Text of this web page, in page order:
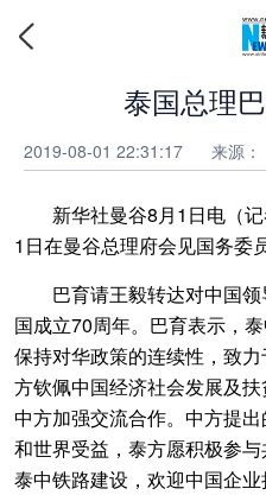
泰国总理
2019-08-01 22:31:17 来源：
新华社曼谷8月1日电（
1日在曼谷总理府会见国务委
巴育请王毅转达对中国领
国成立70周年。巴育表示，
保持对华政策的连续性，致
方钦佩中国经济社会发展及
中方加强交流合作。中方提
和世界受益，泰方愿积极参
泰中铁路建设，欢迎中国企